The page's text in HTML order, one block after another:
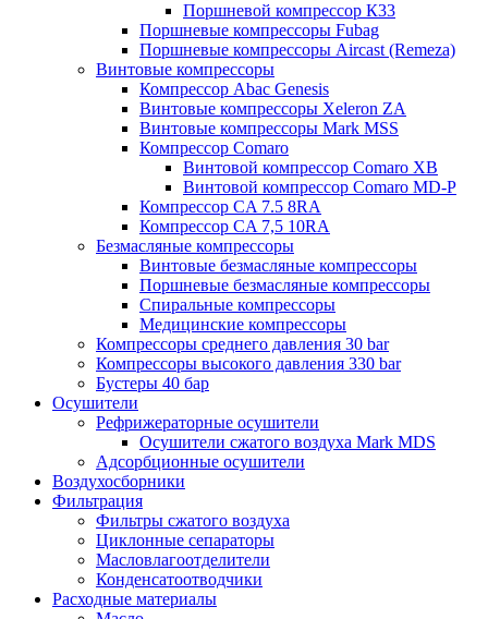
Поршневой компрессор К33
Поршневые компрессоры Fubag
Поршневые компрессоры Aircast (Remeza)
Винтовые компрессоры
Компрессор Abac Genesis
Винтовые компрессоры Xeleron ZA
Винтовые компрессоры Mark MSS
Компрессор Comaro
Винтовой компрессор Comaro XB
Винтовой компрессор Comaro MD-P
Компрессор CA 7.5 8RA
Компрессор CA 7,5 10RA
Безмасляные компрессоры
Винтовые безмасляные компрессоры
Поршневые безмасляные компрессоры
Спиральные компрессоры
Медицинские компрессоры
Компрессоры среднего давления 30 bar
Компрессоры высокого давления 330 bar
Бустеры 40 бар
Осушители
Рефрижераторные осушители
Осушители сжатого воздуха Mark MDS
Адсорбционные осушители
Воздухосборники
Фильтрация
Фильтры сжатого воздуха
Циклонные сепараторы
Масловлагоотделители
Конденсатоотводчики
Расходные материалы